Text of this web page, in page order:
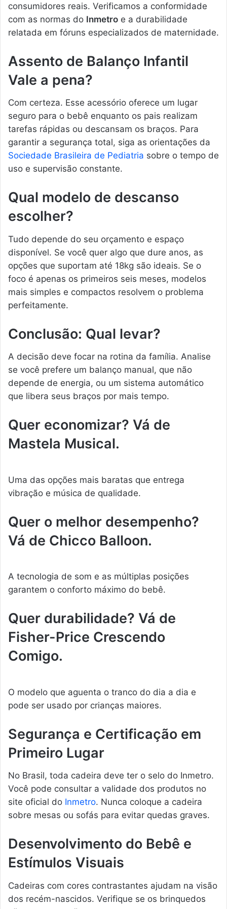
consumidores reais. Verificamos a conformidade
com as normas do Inmetro e a durabilidade
relatada em fóruns especializados de maternidade.
Assento de Balanço Infantil
Vale a pena?
Com certeza. Esse acessório oferece um lugar
seguro para o bebê enquanto os pais realizam
tarefas rápidas ou descansam os braços. Para
garantir a segurança total, siga as orientações da
Sociedade Brasileira de Pediatria sobre o tempo de
uso e supervisão constante.
Qual modelo de descanso
escolher?
Tudo depende do seu orçamento e espaço
disponível. Se você quer algo que dure anos, as
opções que suportam até 18kg são ideais. Se o
foco é apenas os primeiros seis meses, modelos
mais simples e compactos resolvem o problema
perfeitamente.
Conclusão: Qual levar?
A decisão deve focar na rotina da família. Analise
se você prefere um balanço manual, que não
depende de energia, ou um sistema automático
que libera seus braços por mais tempo.
Quer economizar? Vá de
Mastela Musical.
Uma das opções mais baratas que entrega
vibração e música de qualidade.
Quer o melhor desempenho?
Vá de Chicco Balloon.
A tecnologia de som e as múltiplas posições
garantem o conforto máximo do bebê.
Quer durabilidade? Vá de
Fisher-Price Crescendo
Comigo.
O modelo que aguenta o tranco do dia a dia e
pode ser usado por crianças maiores.
Segurança e Certificação em
Primeiro Lugar
No Brasil, toda cadeira deve ter o selo do Inmetro.
Você pode consultar a validade dos produtos no
site oficial do Inmetro. Nunca coloque a cadeira
sobre mesas ou sofás para evitar quedas graves.
Desenvolvimento do Bebê e
Estímulos Visuais
Cadeiras com cores contrastantes ajudam na visão
dos recém-nascidos. Verifique se os brinquedos